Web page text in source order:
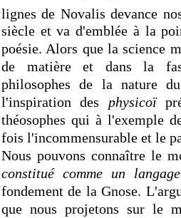
lignes de Novalis devance
siècle et va d'emblée à la
poésie. Alors que la science
de matière et dans la
philosophes de la nature
l'inspiration des physicoï
théosophes qui à l'exemple
fois l'incommensurable et le
Nous pouvons connaître le
constitué comme un langage
fondement de la Gnose.
que nous projetons sur le